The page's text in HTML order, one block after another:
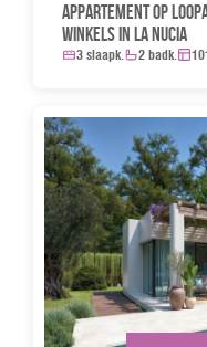
Appartement op
winkels in La Nucia
3 slaapk. 2 badk.